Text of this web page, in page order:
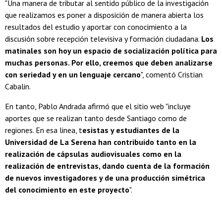
"Una manera de tributar al sentido público de la investigación
que realizamos es poner a disposición de manera abierta los
resultados del estudio y aportar con conocimiento a la
discusión sobre recepción televisiva y formación ciudadana. Los
matinales son hoy un espacio de socialización política para
muchas personas. Por ello, creemos que deben analizarse
con seriedad y en un lenguaje cercano", comentó Cristian
Cabalin.
En tanto, Pablo Andrada afirmó que el sitio web "incluye
aportes que se realizan tanto desde Santiago como de
regiones. En esa linea, tesistas y estudiantes de la
Universidad de La Serena han contribuido tanto en la
realización de cápsulas audiovisuales como en la
realización de entrevistas, dando cuenta de la formación
de nuevos investigadores y de una producción simétrica
del conocimiento en este proyecto".